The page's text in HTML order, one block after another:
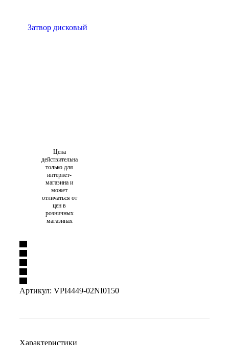
Цена
действительна
только для
интернет-
магазина и
может
отличаться от
цен в
розничных
магазинах
Артикул: VPI4449-02NI0150
Характеристики